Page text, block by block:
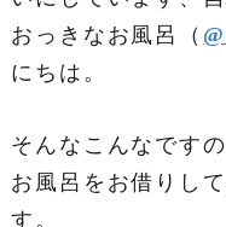
おっきなお風呂（
にちは。
そんなこんなです
お風呂をお借りし
す。